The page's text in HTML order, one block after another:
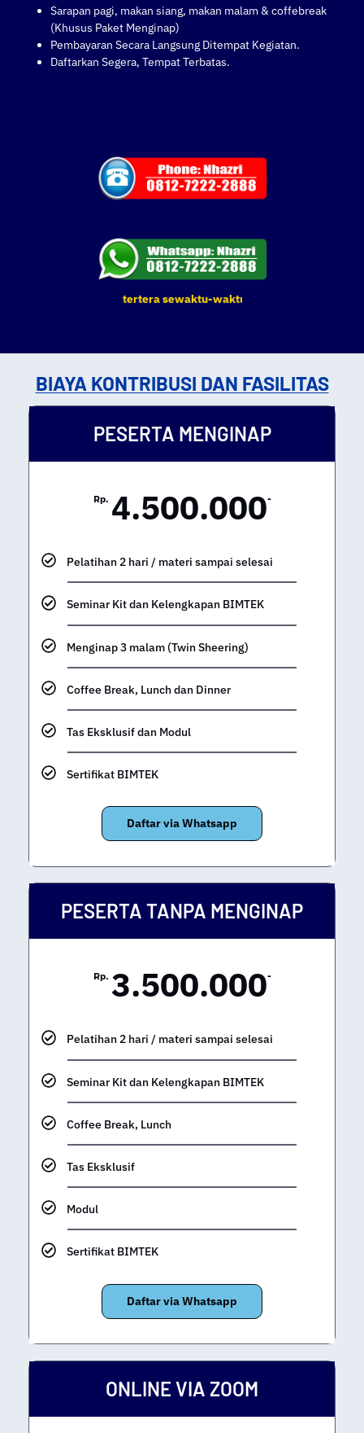
Sarapan pagi, makan siang, makan malam & coffebreak
(Khusus Paket Menginap)
Pembayaran Secara Langsung Ditempat Kegiatan.
Daftarkan Segera, Tempat Terbatas.
yang tertera sewaktu-waktu dapat berubah. Terima
BIAYA KONTRIBUSI DAN FASILITAS
PESERTA MENGINAP
Rp. 4.500.000-
Pelatihan 2 hari / materi sampai selesai
Seminar Kit dan Kelengkapan BIMTEK
Menginap 3 malam (Twin Sheering)
Coffee Break, Lunch dan Dinner
Tas Eksklusif dan Modul
Sertifikat BIMTEK
Daftar via Whatsapp
PESERTA TANPA MENGINAP
Rp. 3.500.000-
Pelatihan 2 hari / materi sampai selesai
Seminar Kit dan Kelengkapan BIMTEK
Coffee Break, Lunch
Tas Eksklusif
Modul
Sertifikat BIMTEK
Daftar via Whatsapp
ONLINE VIA ZOOM